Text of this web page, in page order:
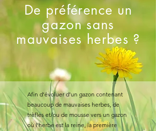
De préférence un
gazon sans
mauvaises herbes ?
Afin d’évoluer d’un gazon contenant
beaucoup de mauvaises herbes, de
trèfles et/ou de mousse vers un gazon
où l’herbe est la reine, la première